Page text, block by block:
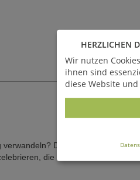
Dann ist eine
die weit mehr sind als
HERZLICHEN
Wir nutzen
ihnen sind
diese Website